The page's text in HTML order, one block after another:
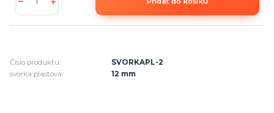
Číslo produktu:
SVORKAPL-2
svorka plastová:
12 mm